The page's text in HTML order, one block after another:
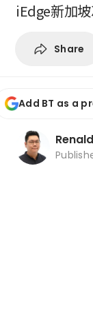
iEdge新加
Share
Add BT as a